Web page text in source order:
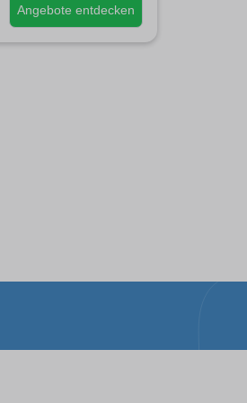
Angebote entdecken